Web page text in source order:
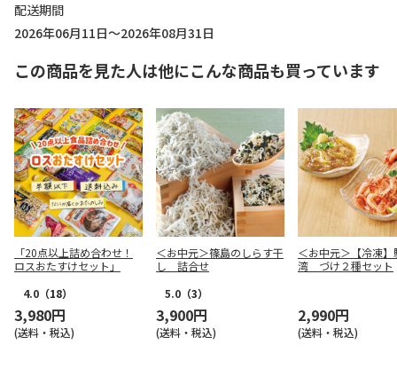
配送期間
2026年06月11日～2026年08月31日
この商品を見た人は他にこんな商品も買っています
「20点以上詰め合わせ！
ロスおたすけセット」
4.0 （18）
3,980円
(送料・税込)
＜お中元＞篠島のしらす干
し 詰合せ
5.0 （3）
3,900円
(送料・税込)
＜お中元＞【冷凍】
湾 づけ２種セット
2,990円
(送料・税込)